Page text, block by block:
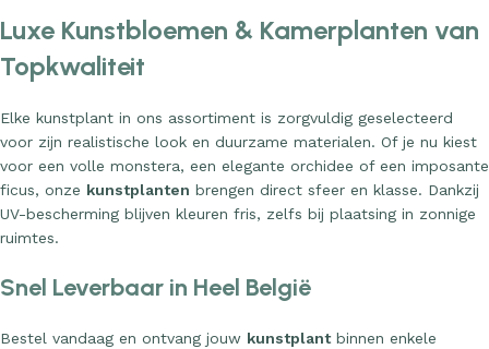
Luxe Kunstbloemen & Kamerplanten van
Topkwaliteit
Elke kunstplant in ons assortiment is zorgvuldig geselecteerd
voor zijn realistische look en duurzame materialen. Of je nu kiest
voor een volle monstera, een elegante orchidee of een imposante
ficus, onze kunstplanten brengen direct sfeer en klasse. Dankzij
UV-bescherming blijven kleuren fris, zelfs bij plaatsing in zonnige
ruimtes.
Snel Leverbaar in Heel België
Bestel vandaag en ontvang jouw kunstplantbinnen enkele